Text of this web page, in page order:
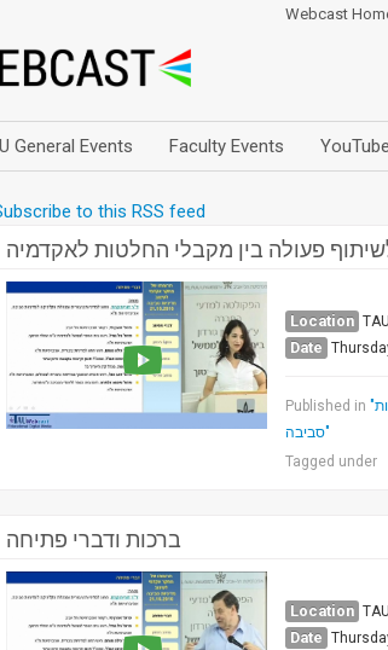
Webcast
General Events Faculty Events
to this RSS feed
Location TAU
Date
Published in "בין מגדל השן לאקדמיה מעורבת: תרומתו של מחקר אקדמי לעיצוב מדיניות
סביבה"
Tagged under
ברכות ודברי פתיחה
Location TAU
Date